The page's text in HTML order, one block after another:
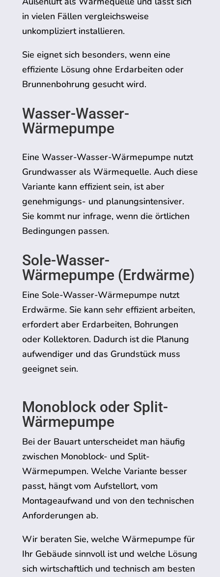
in vielen Fällen vergleichsweise
unkompliziert installieren.
Sie eignet sich besonders, wenn eine
effiziente Lösung ohne Erdarbeiten oder
Brunnenbohrung gesucht wird.
Wasser-Wasser-
Wärmepumpe
Eine Wasser-Wasser-Wärmepumpe nutzt
Grundwasser als Wärmequelle. Auch diese
Variante kann effizient sein, ist aber
genehmigungs- und planungsintensiver.
Sie kommt nur infrage, wenn die örtlichen
Bedingungen passen.
Sole-Wasser-
Wärmepumpe (Erdwärme)
Eine Sole-Wasser-Wärmepumpe nutzt
Erdwärme. Sie kann sehr effizient arbeiten,
erfordert aber Erdarbeiten, Bohrungen
oder Kollektoren. Dadurch ist die Planung
aufwendiger und das Grundstück muss
geeignet sein.
Monoblock oder Split-
Wärmepumpe
Bei der Bauart unterscheidet man häufig
zwischen Monoblock- und Split-
Wärmepumpen. Welche Variante besser
passt, hängt vom Aufstellort, vom
Montageaufwand und von den technischen
Anforderungen ab.
Wir beraten Sie, welche Wärmepumpe für
Ihr Gebäude sinnvoll ist und welche Lösung
sich wirtschaftlich und technisch am besten